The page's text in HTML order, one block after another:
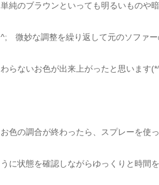
単純のブラウンといっても明るいものや
^; 微妙な調整を繰り返して元のソファ
わらないお色が出来上がったと思います
お色の調合が終わったら、スプレーを使
うに状態を確認しながらゆっくりと時間